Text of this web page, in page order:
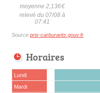
moyenne 2,136€
relevé du 07/08 à
07:41
Source prix-carburants.gouv.fr
Horaires
Lundi
Mardi